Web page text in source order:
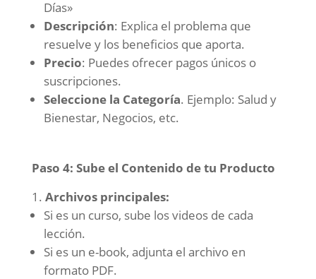
Días»
Descripción: Explica el problema que
resuelve y los beneficios que aporta.
Precio: Puedes ofrecer pagos únicos o
suscripciones.
Seleccione la Categoría. Ejemplo: Salud y
Bienestar, Negocios, etc.
Paso 4: Sube el Contenido de tu Producto
Archivos principales:
Si es un curso, sube los videos de cada
lección.
Si es un e-book, adjunta el archivo en
formato PDF.